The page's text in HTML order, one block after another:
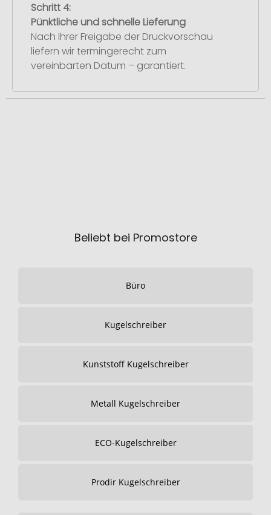
Schritt 4:
Pünktliche und schnelle Lieferung
Nach Ihrer Freigabe der Druckvorschau
liefern wir termingerecht zum
vereinbarten Datum – garantiert.
Beliebt bei Promostore
Büro
Kugelschreiber
Kunststoff Kugelschreiber
Metall Kugelschreiber
ECO-Kugelschreiber
Prodir Kugelschreiber